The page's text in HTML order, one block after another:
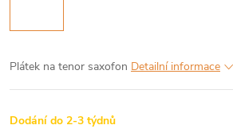
Plátek na tenor saxofon Detailní informace
Dodání do 2-3 týdnů